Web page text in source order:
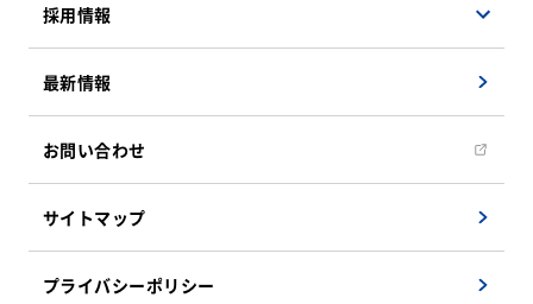
遠隔地支援ソリューション
インフラソリューション
システム運用・保守サービス
決算公告
組織図
CSRへの取り組み
アクセスマップ
採用情報
新卒採用募集要項
キャリア採用募集要項
キャリア採用エントリーフォーム
教育/研修システム
福利厚生
最新情報
お問い合わせ
サイトマップ
プライバシーポリシー